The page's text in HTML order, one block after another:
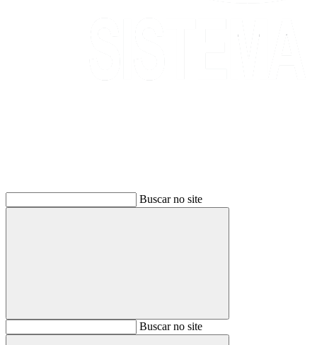
Buscar no site
BuscarBuscar no site